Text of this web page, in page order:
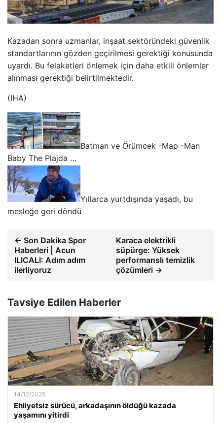
Kazadan sonra uzmanlar, inşaat sektöründeki güvenlik
standartlarının gözden geçirilmesi gerektiği konusunda
uyardı. Bu felaketleri önlemek için daha etkili önlemler
alınması gerektiği belirtilmektedir.
(IHA)
Batman ve Örümcek -Map -Man
Baby The Plajda …
Yıllarca yurtdışında yaşadı, bu
mesleğe geri döndü
← Son Dakika Spor
Haberleri | Acun
ILICALI: Adım adım
ilerliyoruz
Karaca elektrikli
süpürge: Yüksek
performanslı temizlik
çözümleri →
Tavsiye Edilen Haberler
14/12/2025
Ehliyetsiz sürücü, arkadaşının öldüğü kazada
yaşamını yitirdi